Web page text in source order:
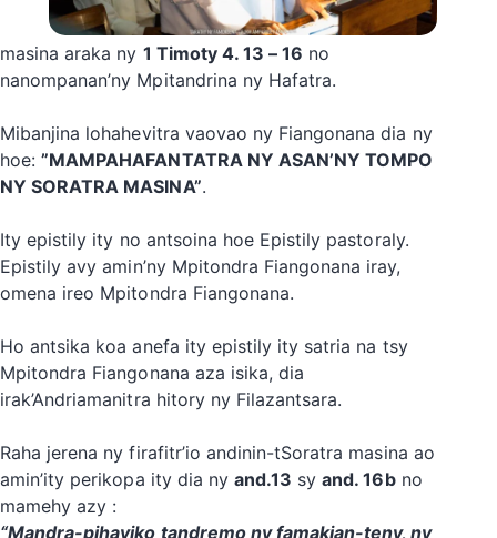
masina araka ny 1 Timoty 4. 13 – 16 no
nanompanan’ny Mpitandrina ny Hafatra.
Mibanjina lohahevitra vaovao ny Fiangonana dia ny
hoe:”MAMPAHAFANTATRA NY ASAN’NY TOMPO
NY SORATRA MASINA”.
Ity epistily ity no antsoina hoe Epistily pastoraly.
Epistily avy amin’ny Mpitondra Fiangonana iray,
omena ireo Mpitondra Fiangonana.
Ho antsika koa anefa ity epistily ity satria na tsy
Mpitondra Fiangonana aza isika, dia
irak’Andriamanitra hitory ny Filazantsara.
Raha jerena ny firafitr’io andinin-tSoratra masina ao
amin’ity perikopa ity dia ny and.13 syand. 16bno
mamehy azy :
“Mandra-pihaviko tandremo ny famakian-teny, ny